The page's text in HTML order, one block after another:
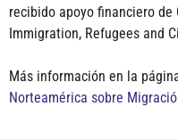
recibido apoyo financiero de
Immigration, Refugees and
Más información en la
Norteamérica sobre